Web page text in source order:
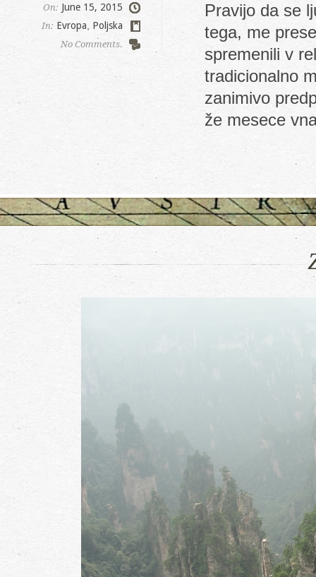
On: June 15, 2015
In: Evropa Poljska
No Comments.
Pravijo da se
tega, me
spremenili v
tradicionalno
zanimivo
že mesece